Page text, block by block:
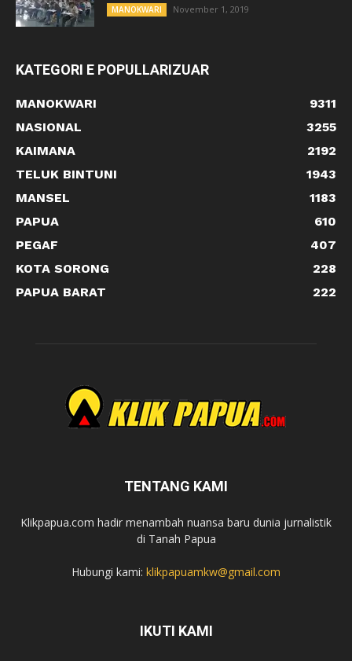
MANOKWARI November 1, 2019
KATEGORI E POPULLARIZUAR
MANOKWARI
9311
NASIONAL
3255
KAIMANA
2192
TELUK BINTUNI
1943
MANSEL
1183
PAPUA
610
PEGAF
407
KOTA SORONG
228
PAPUA BARAT
222
TENTANG KAMI
Klikpapua.com hadir menambah nuansa baru dunia jurnalistik
di Tanah Papua
Hubungi kami: klikpapuamkw@gmail.com
IKUTI KAMI